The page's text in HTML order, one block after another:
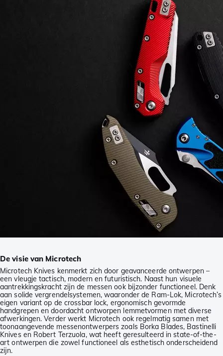
De visie van Microtech
Microtech Knives kenmerkt zich door geavanceerde ontwerpen –
een vleugje tactisch, modern en futuristisch. Naast hun visuele
aantrekkingskracht zijn de messen ook bijzonder functioneel. Denk
aan solide vergrendelsystemen, waaronder de Ram-Lok, Microtech’s
eigen variant op de crossbar lock, ergonomisch gevormde
handgrepen en doordacht ontworpen lemmetvormen met diverse
afwerkingen. Verder werkt Microtech ook regelmatig samen met
toonaangevende messenontwerpers zoals Borka Blades, Bastinelli
Knives en Robert Terzuola, wat heeft geresulteerd in state-of-the-
art ontwerpen die zowel functioneel als esthetisch onderscheidend
zijn.